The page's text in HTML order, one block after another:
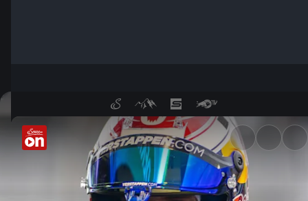
Verstappen ist raus - "Das